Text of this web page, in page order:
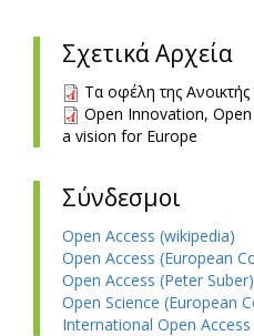
Σχετικά Αρχεία
Τα οφέλη της
Open Innovation,
a vision for Europe
Σύνδεσμοι
Open Access (wikipedia)
Open Access (European
Open Access (Peter Suber)
Open Science (European
International Open